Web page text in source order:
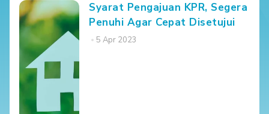
Syarat Pengajuan KPR, Segera
Penuhi Agar Cepat Disetujui
5 Apr 2023